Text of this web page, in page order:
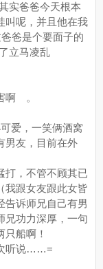
实爸爸今天根本
叫呢，并且他在我
爸是个要面子的
立马凌乱
啊 。
爱，一笑俩酒窝
男友，目前在外
，不管不顾其已
我跟女友跟此女皆
告诉师兄自己有男
兄功力深厚，一句
只船啊！
听说……=